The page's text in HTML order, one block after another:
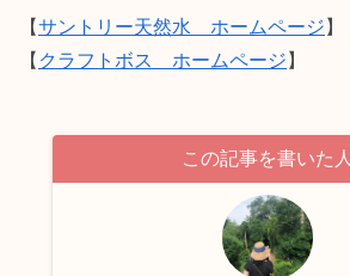
【サントリー天然水 ホームページ 】
【 クラフトボス ホームページ 】
この記事を書いた人